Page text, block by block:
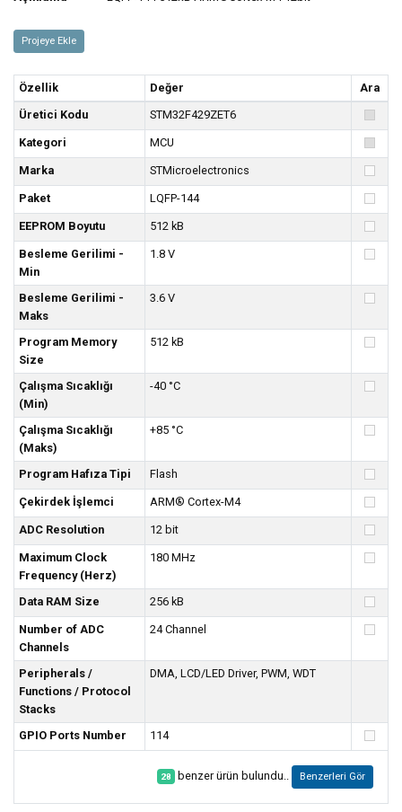
Projeye Ekle
Özellik Değer
Ara
Üretici Kodu
STM32F429ZET6
Kategori MCU
Marka STMicroelectronics
Paket LQFP-144
EEPROM Boyutu 512 kB
Besleme Gerilimi -
Min
1.8 V
Besleme Gerilimi -
Maks
3.6 V
Program Memory
Size
512 kB
Çalışma Sıcaklığı
(Min)
-40 °C
Çalışma Sıcaklığı
(Maks)
+85 °C
Program Hafıza Tipi Flash
Çekirdek İşlemci ARM® Cortex-M4
ADC Resolution 12 bit
Maximum Clock
Frequency (Herz)
180 MHz
Data RAM Size 256 kB
Number of ADC
Channels
24 Channel
Peripherals /
Functions / Protocol
Stacks
DMA, LCD/LED Driver, PWM, WDT
GPIO Ports Number 114
28 benzer ürün bulundu.. Benzerleri Gör